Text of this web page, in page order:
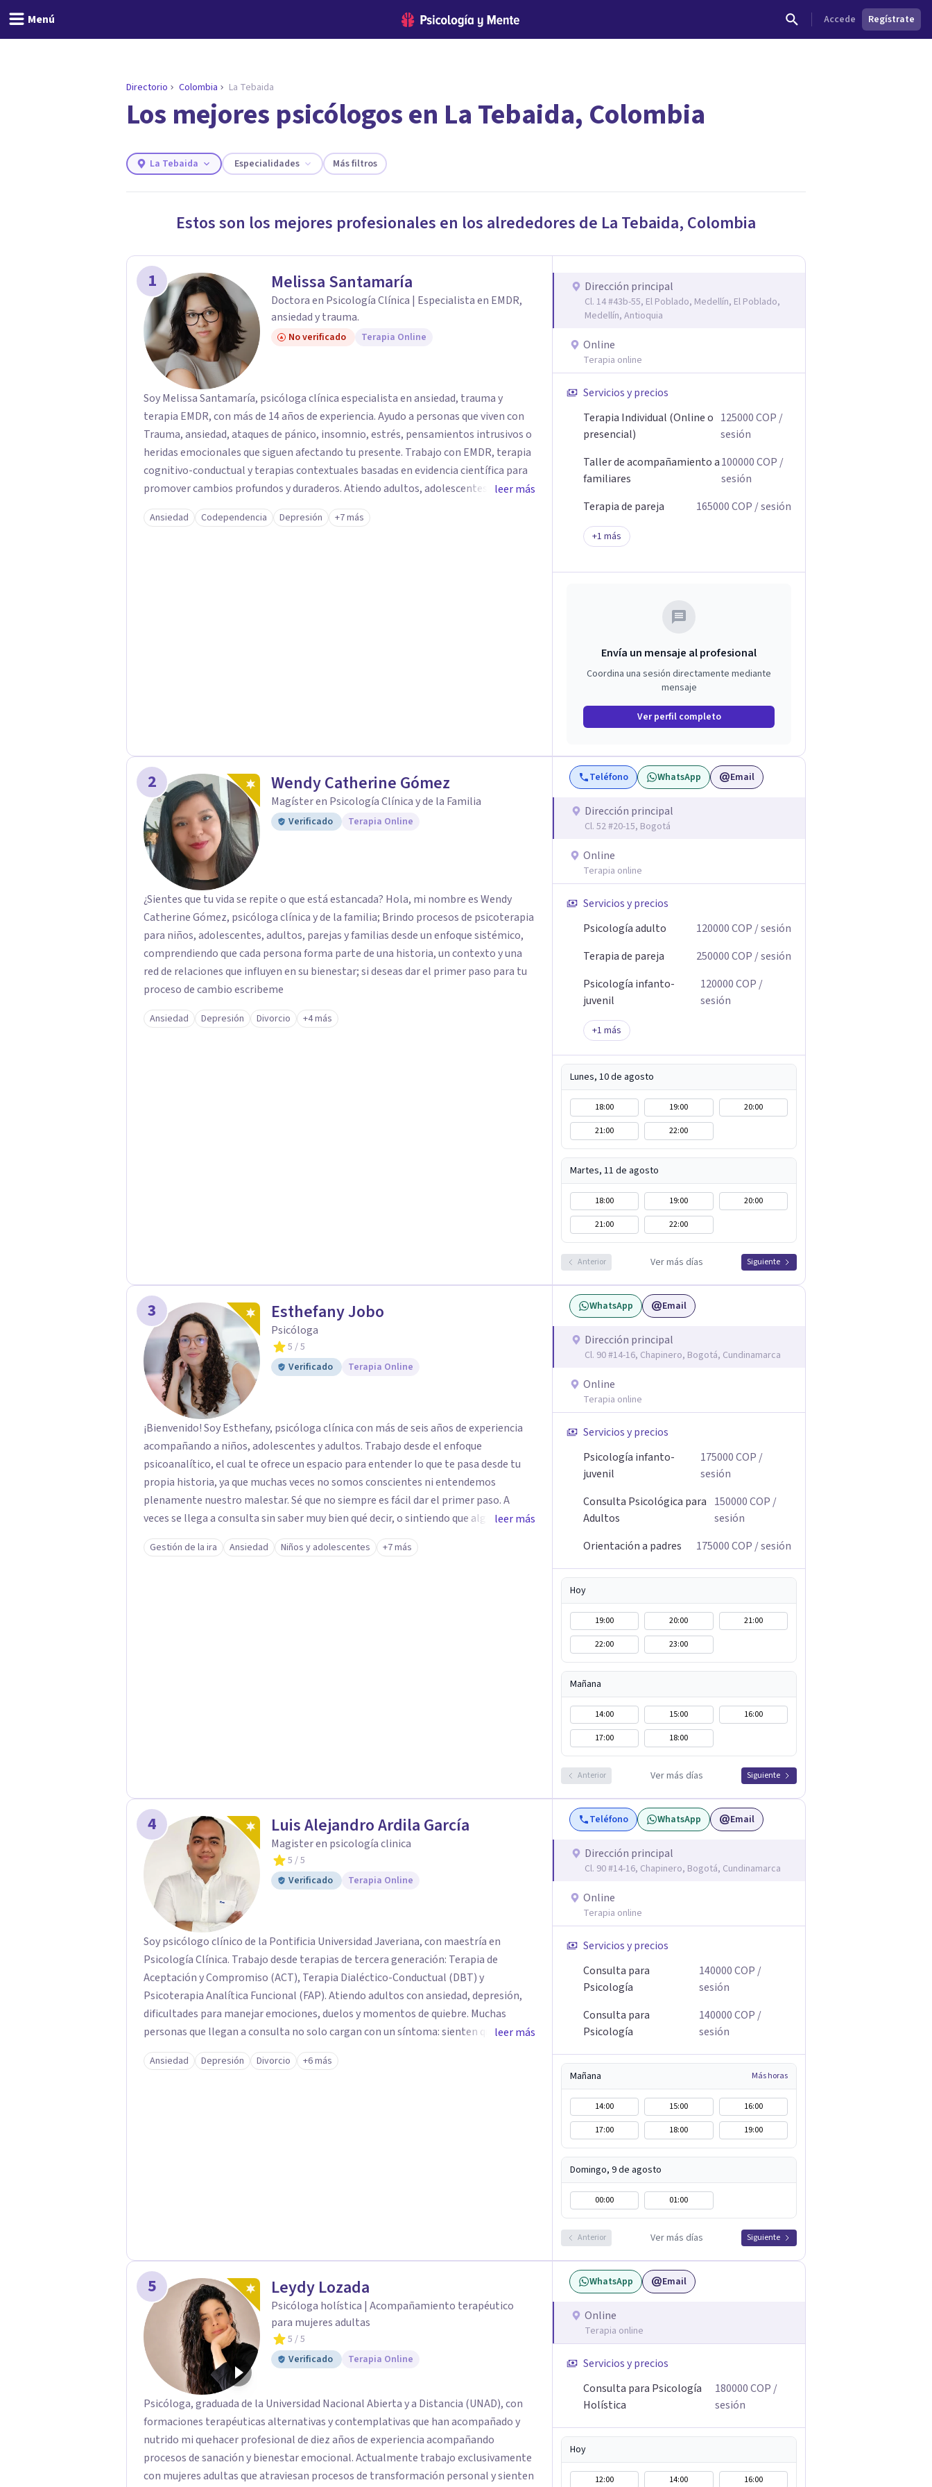
Menú Accede Regístrate
ENCONTRAR MI TERAPEUTA
¿Necesitas ayuda para encontrar el psicólogo adecuado?
Responder cuestionario
Directorio Colombia La Tebaida
Los mejores psicólogos en La Tebaida, Colombia
La Tebaida Especialidades Más filtros
Estos son los mejores profesionales en los alrededores de La Tebaida, Colombia
1 Melissa Santamaría
Doctora en Psicología Clínica | Especialista en EMDR,
ansiedad y trauma.
No verificado Terapia Online
Soy Melissa Santamaría, psicóloga clínica especialista en ansiedad, trauma y
terapia EMDR, con más de 14 años de experiencia. Ayudo a personas que viven con
Trauma, ansiedad, ataques de pánico, insomnio, estrés, pensamientos intrusivos o
heridas emocionales que siguen afectando tu presente. Trabajo con EMDR, terapia
cognitivo-conductual y terapias contextuales basadas en evidencia científica para
promover cambios profundos y duraderos. Atiendo adultos, adolescentes, parejas y
familias de forma presencial en Medellín y online, en un espacio seguro, cercano y
profesional.
leer más
Ansiedad Codependencia Depresión +7 más
Dirección principal
Cl. 14 #43b-55, El Poblado, Medellín, El Poblado,
Medellín, Antioquia
Online
Terapia online
Servicios y precios
Terapia Individual (Online o
presencial)
125000COP /
sesión
Taller de acompañamiento a
familiares
100000COP /
sesión
Terapia de pareja
165000COP / sesión
+1 más
Envía un mensaje al profesional
Coordina una sesión directamente mediante
mensaje
Ver perfil completo
2 Wendy Catherine Gómez
Magíster en Psicología Clínica y de la Familia
Verificado Terapia Online
¿Sientes que tu vida se repite o que está estancada? Hola, mi nombre es Wendy
Catherine Gómez, psicóloga clínica y de la familia; Brindo procesos de psicoterapia
para niños, adolescentes, adultos, parejas y familias desde un enfoque sistémico,
comprendiendo que cada persona forma parte de una historia, un contexto y una
red de relaciones que influyen en su bienestar; si deseas dar el primer paso para tu
proceso de cambio escribeme
Ansiedad Depresión Divorcio +4 más
Teléfono WhatsApp Email
Dirección principal
Cl. 52 #20-15, Bogotá
Online
Terapia online
Servicios y precios
Psicología adulto
120000COP / sesión
Terapia de pareja
250000COP / sesión
Psicología infanto-
juvenil
120000COP /
sesión
+1 más
Lunes, 10 de agosto
18:00 19:00
20:00
21:00
22:00
Martes, 11 de agosto
18:00 19:00
20:00
21:00
22:00
Anterior Ver más días Siguiente
3 Esthefany Jobo
Psicóloga
5 / 5
Verificado
Terapia Online
¡Bienvenido! Soy Esthefany, psicóloga clínica con más de seis años de experiencia
acompañando a niños, adolescentes y adultos. Trabajo desde el enfoque
psicoanalítico, el cual te ofrece un espacio para entender lo que te pasa desde tu
propia historia, ya que muchas veces no somos conscientes ni entendemos
plenamente nuestro malestar. Sé que no siempre es fácil dar el primer paso. A
veces se llega a consulta sin saber muy bien qué decir, o sintiendo que algo no anda
bien pero sin poder nombrarlo. Mi intención es acompañarte en ese proceso, sin
juicios y a tu propio ritmo, para que lo que hoy te pesa pueda pensarse y
leer más
Gestión de la ira Ansiedad Niños y adolescentes +7 más
WhatsApp Email
Dirección principal
Cl. 90 #14-16, Chapinero, Bogotá, Cundinamarca
Online
Terapia online
Servicios y precios
Psicología infanto-
juvenil
175000COP /
sesión
Consulta Psicológica para
Adultos
150000COP /
sesión
Orientación a padres
175000COP / sesión
Hoy
19:00 20:00
21:00
22:00
23:00
Mañana
14:00 15:00
16:00
17:00
18:00
Anterior Ver más días Siguiente
4 Luis Alejandro Ardila García
Magister en psicología clinica
5 / 5
Verificado
Terapia Online
Soy psicólogo clínico de la Pontificia Universidad Javeriana, con maestría en
Psicología Clínica. Trabajo desde terapias de tercera generación: Terapia de
Aceptación y Compromiso (ACT), Terapia Dialéctico-Conductual (DBT) y
Psicoterapia Analítica Funcional (FAP). Atiendo adultos con ansiedad, depresión,
dificultades para manejar emociones, duelos y momentos de quiebre. Muchas
personas que llegan a consulta no solo cargan con un síntoma: sienten que sus
propias reacciones emocionales les complican más la vida. Desde ahí trabajamos.
No busco eliminar el malestar a la fuerza. Prefiero entender qué lo sostiene y
leer más
Ansiedad Depresión Divorcio +6 más
Teléfono WhatsApp Email
Dirección principal
Cl. 90 #14-16, Chapinero, Bogotá, Cundinamarca
Online
Terapia online
Servicios y precios
Consulta para
Psicología
140000COP /
sesión
Consulta para
Psicología
140000COP /
sesión
Mañana Más horas
14:00 15:00
16:00
17:00
18:00 19:00
Domingo, 9 de agosto
00:00 01:00
Anterior Ver más días Siguiente
5 Leydy Lozada
Psicóloga holística | Acompañamiento terapéutico
para mujeres adultas
5 / 5
Verificado
Terapia Online
Psicóloga, graduada de la Universidad Nacional Abierta y a Distancia (UNAD), con
formaciones terapéuticas alternativas y contemplativas que han acompañado y
nutrido mi quehacer profesional de diez años de experiencia acompañando
procesos de sanación y bienestar emocional. Actualmente trabajo exclusivamente
con mujeres adultas que atraviesan procesos de transformación personal y sienten
WhatsApp Email
Online
Terapia online
Servicios y precios
Consulta para Psicología
Holística
180000COP /
sesión
Hoy
12:00 14:00 16:00